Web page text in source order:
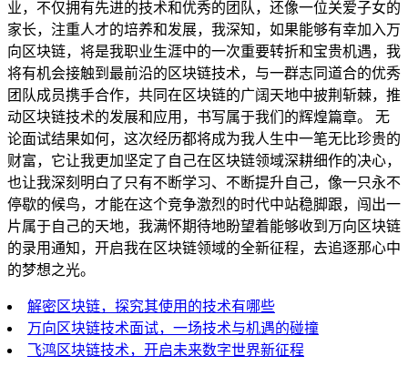
业，不仅拥有先进的技术和优秀的团队，还像一位关爱子女的
家长，注重人才的培养和发展，我深知，如果能够有幸加入万
向区块链，将是我职业生涯中的一次重要转折和宝贵机遇，我
将有机会接触到最前沿的区块链技术，与一群志同道合的优秀
团队成员携手合作，共同在区块链的广阔天地中披荆斩棘，推
动区块链技术的发展和应用，书写属于我们的辉煌篇章。 无
论面试结果如何，这次经历都将成为我人生中一笔无比珍贵的
财富，它让我更加坚定了自己在区块链领域深耕细作的决心，
也让我深刻明白了只有不断学习、不断提升自己，像一只永不
停歇的候鸟，才能在这个竞争激烈的时代中站稳脚跟，闯出一
片属于自己的天地，我满怀期待地盼望着能够收到万向区块链
的录用通知，开启我在区块链领域的全新征程，去追逐那心中
的梦想之光。
解密区块链，探究其使用的技术有哪些
万向区块链技术面试，一场技术与机遇的碰撞
飞鸿区块链技术，开启未来数字世界新征程